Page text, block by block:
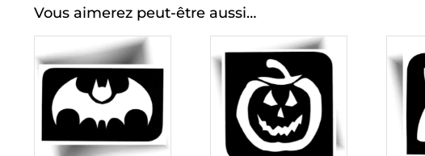
Vous aimerez peut-être aussi…